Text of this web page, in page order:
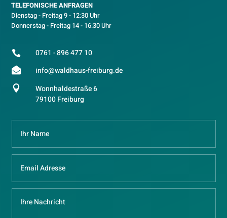
TELEFONISCHE ANFRAGEN
Dienstag - Freitag 9 - 12:30 Uhr
Donnerstag - Freitag 14 - 16:30 Uhr
 0761 - 896 477 10
 info@waldhaus-freiburg.de

Wonnhaldestraße 6
79100 Freiburg